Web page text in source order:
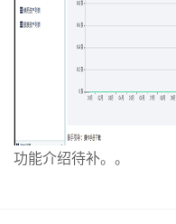
功能介绍待补。。